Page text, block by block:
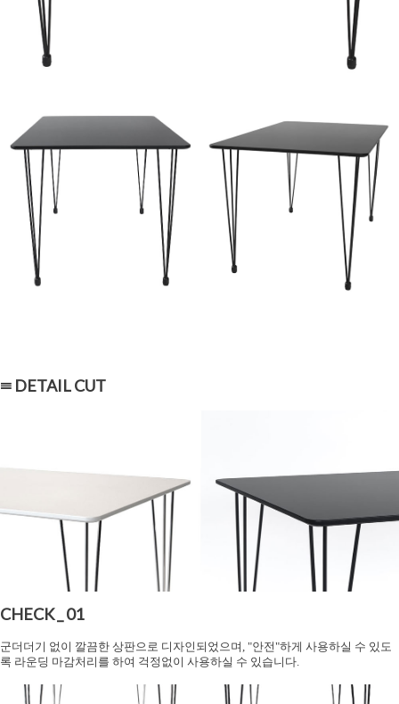
≡ DETAIL CUT
CHECK _ 01
군더더기 없이 깔끔한 상판으로 디자인되었으며, "안전"하게 사용하실 수 있도
록 라운딩 마감처리를 하여 걱정없이 사용하실 수 있습니다.